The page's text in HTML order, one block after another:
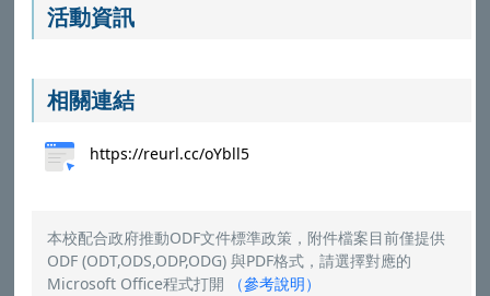
活動資訊
相關連結
https://reurl.cc/oYbll5
本校配合政府推動ODF文件標準政策，附件檔案目前僅提供
ODF (ODT,ODS,ODP,ODG) 與PDF格式，請選擇對應的
Microsoft Office程式打開
（參考說明）